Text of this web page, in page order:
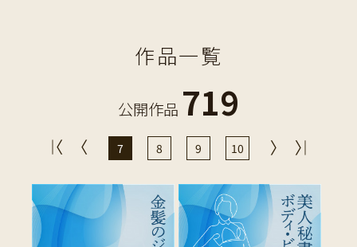
作品一覧
公開作品 719
7 8 9 10